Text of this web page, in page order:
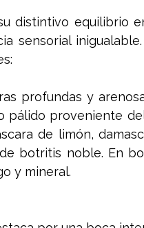
distintivo equilibrio
sensorial
profundas y
proveniente
de limón,
botritis noble. En
y mineral.